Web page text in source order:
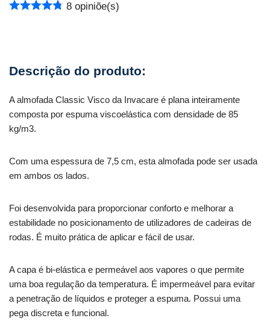
8 opiniõe(s)
A almofada Classic Visco da Invacare é plana inteiramente
composta por espuma viscoelástica com densidade de 85
kg/m3.
Com uma espessura de 7,5 cm, esta almofada pode ser usada
em ambos os lados.
Foi desenvolvida para proporcionar conforto e melhorar a
estabilidade no posicionamento de utilizadores de cadeiras de
rodas. É muito prática de aplicar e fácil de usar.
A capa é bi-elástica e permeável aos vapores o que permite
uma boa regulação da temperatura. É impermeável para evitar
a penetração de líquidos e proteger a espuma. Possui uma
pega discreta e funcional.